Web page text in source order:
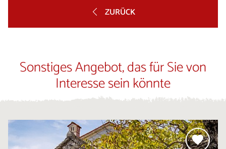
ZURÜCK
Sonstiges Angebot, das für Sie von
Interesse sein könnte